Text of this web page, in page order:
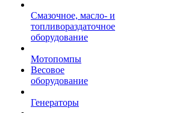
Смазочное, масло- и
топливораздаточное
оборудование
Мотопомпы
Весовое
оборудование
Генераторы